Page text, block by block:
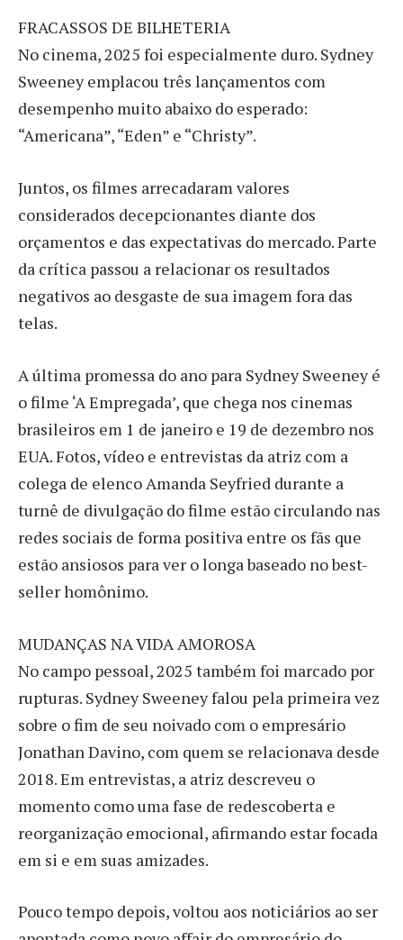
FRACASSOS DE BILHETERIA
No cinema, 2025 foi especialmente duro. Sydney
Sweeney emplacou três lançamentos com
desempenho muito abaixo do esperado:
“Americana”, “Eden” e “Christy”.
Juntos, os filmes arrecadaram valores
considerados decepcionantes diante dos
orçamentos e das expectativas do mercado. Parte
da crítica passou a relacionar os resultados
negativos ao desgaste de sua imagem fora das
telas.
A última promessa do ano para Sydney Sweeney é
o filme ‘A Empregada’, que chega nos cinemas
brasileiros em 1 de janeiro e 19 de dezembro nos
EUA. Fotos, vídeo e entrevistas da atriz com a
colega de elenco Amanda Seyfried durante a
turnê de divulgação do filme estão circulando nas
redes sociais de forma positiva entre os fãs que
estão ansiosos para ver o longa baseado no best-
seller homônimo.
MUDANÇAS NA VIDA AMOROSA
No campo pessoal, 2025 também foi marcado por
rupturas. Sydney Sweeney falou pela primeira vez
sobre o fim de seu noivado com o empresário
Jonathan Davino, com quem se relacionava desde
2018. Em entrevistas, a atriz descreveu o
momento como uma fase de redescoberta e
reorganização emocional, afirmando estar focada
em si e em suas amizades.
Pouco tempo depois, voltou aos noticiários ao ser